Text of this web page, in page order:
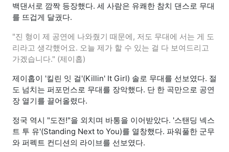
백댄서로 깜짝 등장했다. 세 사람은 유쾌한 참치 댄스로 무대
를 뜨겁게 달궜다.
"진 형이 제 공연에 나와줬기 때문에, 저도 무대에 서는 게 도
리라고 생각했어요. 오늘 제가 할 수 있는 걸 다 보여드리고
가겠습니다." (제이홉)
제이홉이 '킬린 잇 걸'(Killin' It Girl) 솔로 무대를 선보였다. 절
도 넘치는 퍼포먼스로 무대를 장악했다. 단 한 곡만으로 공연
장 열기를 끌어올렸다.
정국 역시 "도전!"을 외치며 바통을 이어받았다. '스탠딩 넥스
트 투 유'(Standing Next to You)를 열창했다. 파워풀한 군무
와 퍼펙트 컨디션의 라이브를 선보였다.